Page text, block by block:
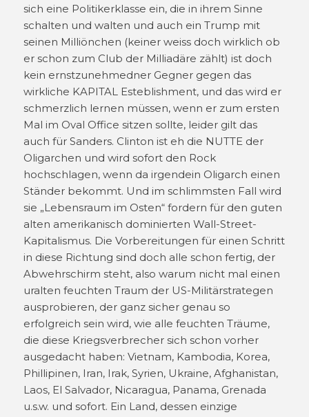
sich eine Politikerklasse ein, die in ihrem Sinne
schalten und walten und auch ein Trump mit
seinen Milliönchen (keiner weiss doch wirklich ob
er schon zum Club der Milliadäre zählt) ist doch
kein ernstzunehmedner Gegner gegen das
wirkliche KAPITAL Esteblishment, und das wird er
schmerzlich lernen müssen, wenn er zum ersten
Mal im Oval Office sitzen sollte, leider gilt das
auch für Sanders. Clinton ist eh die NUTTE der
Oligarchen und wird sofort den Rock
hochschlagen, wenn da irgendein Oligarch einen
Ständer bekommt. Und im schlimmsten Fall wird
sie „Lebensraum im Osten“ fordern für den guten
alten amerikanisch dominierten Wall-Street-
Kapitalismus. Die Vorbereitungen für einen Schritt
in diese Richtung sind doch alle schon fertig, der
Abwehrschirm steht, also warum nicht mal einen
uralten feuchten Traum der US-Militärstrategen
ausprobieren, der ganz sicher genau so
erfolgreich sein wird, wie alle feuchten Träume,
die diese Kriegsverbrecher sich schon vorher
ausgedacht haben: Vietnam, Kambodia, Korea,
Phillipinen, Iran, Irak, Syrien, Ukraine, Afghanistan,
Laos, El Salvador, Nicaragua, Panama, Grenada
u.s.w. und sofort. Ein Land, dessen einzige